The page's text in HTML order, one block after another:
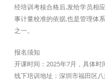
经培训考核合格后,发给学员相
事计量校准的依据,也是管理体
之一。
报名须知
开课时间：2025年7月，具体时
线下培训地址：深圳市福田区